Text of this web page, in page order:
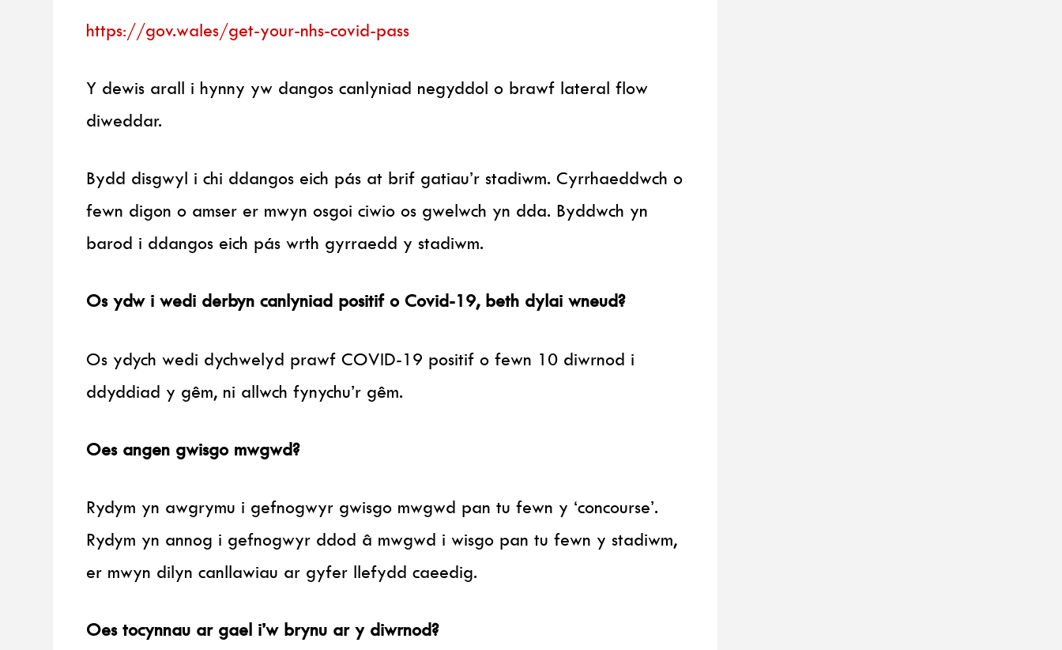
https://gov.wales/get-your-nhs-covid-pass
Y dewis arall i hynny yw dangos canlyniad negyddol o brawf lateral flow
diweddar.
Bydd disgwyl i chi ddangos eich pás at brif gatiau’r stadiwm. Cyrrhaeddwch o
fewn digon o amser er mwyn osgoi ciwio os gwelwch yn dda. Byddwch yn
barod i ddangos eich pás wrth gyrraedd y stadiwm.
Os ydw i wedi derbyn canlyniad positif o Covid-19, beth dylai wneud?
Os ydych wedi dychwelyd prawf COVID-19 positif o fewn 10 diwrnod i
ddyddiad y gêm, ni allwch fynychu’r gêm.
Oes angen gwisgo mwgwd?
Rydym yn awgrymu i gefnogwyr gwisgo mwgwd pan tu fewn y ‘concourse’.
Rydym yn annog i gefnogwyr ddod â mwgwd i wisgo pan tu fewn y stadiwm,
er mwyn dilyn canllawiau ar gyfer llefydd caeedig.
Oes tocynnau ar gael i’w brynu ar y diwrnod?